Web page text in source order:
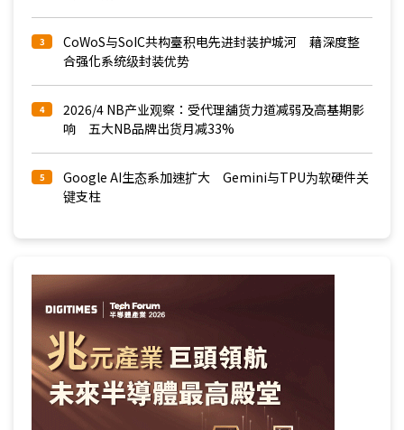
3
CoWoS与SoIC共构臺积电先进封装护城河 藉深度整
合强化系统级封装优势
4
2026/4 NB产业观察：受代理舖货力道减弱及高基期影
响 五大NB品牌出货月减33%
5
Google AI生态系加速扩大 Gemini与TPU为软硬件关
键支柱